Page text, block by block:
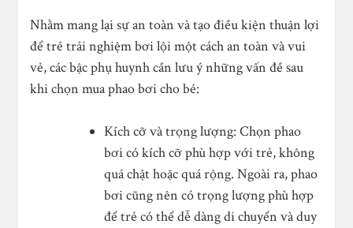
Nhằm mang lại sự an toàn và tạo điều kiện thuận lợi
để trẻ trải nghiệm bơi lội một cách an toàn và vui
vẻ, các bậc phụ huynh cần lưu ý những vấn đề sau
khi chọn mua phao bơi cho bé:
Kích cỡ và trọng lượng: Chọn phao
bơi có kích cỡ phù hợp với trẻ, không
quá chật hoặc quá rộng. Ngoài ra, phao
bơi cũng nên có trọng lượng phù hợp
để trẻ có thể dễ dàng di chuyển và duy